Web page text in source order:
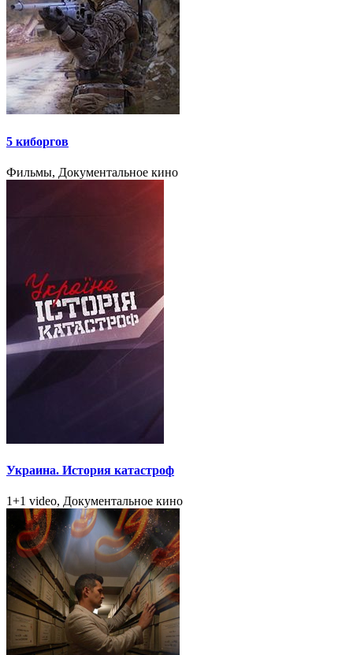
5 киборгов
Фильмы, Документальное кино
Украина. История катастроф
1+1 video, Документальное кино